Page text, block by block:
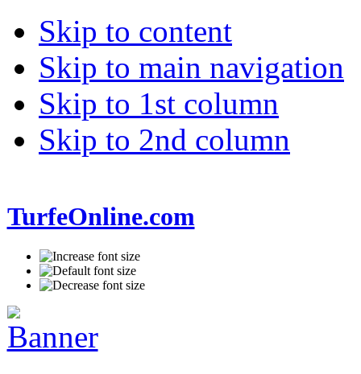
Skip to content
Skip to main navigation
Skip to 1st column
Skip to 2nd column
TurfeOnline.com